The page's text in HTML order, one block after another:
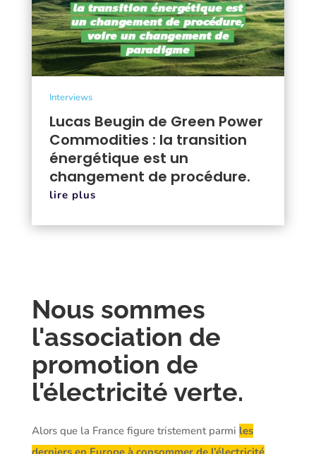
Lucas Beugin de Green Power
Commodities : la transition
énergétique est un
changement de procédure.
Interviews
lire plus
Nous sommes
l'association de
promotion de
l'électricité verte.
Alors que la France figure tristement parmi les